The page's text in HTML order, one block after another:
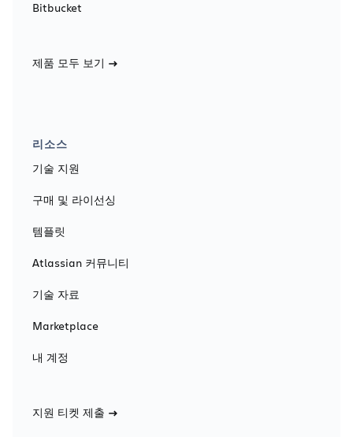
Bitbucket
제품 모두 보기
리소스
기술 지원
구매 및 라이선싱
템플릿
Atlassian 커뮤니티
기술 자료
Marketplace
내 계정
지원 티켓 제출